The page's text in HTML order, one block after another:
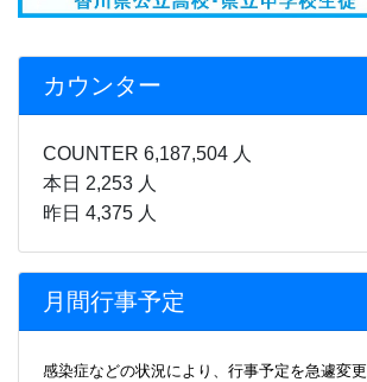
カウンター
COUNTER 6,187,504 人
本日 2,253 人
昨日 4,375 人
月間行事予定
感染症などの状況により、行事予定を急遽変